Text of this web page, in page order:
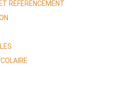
RÉFÉRENCEMENT